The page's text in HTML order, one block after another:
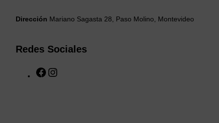
Dirección Mariano Sagasta 28, Paso Molino, Montevideo
Redes Sociales
F